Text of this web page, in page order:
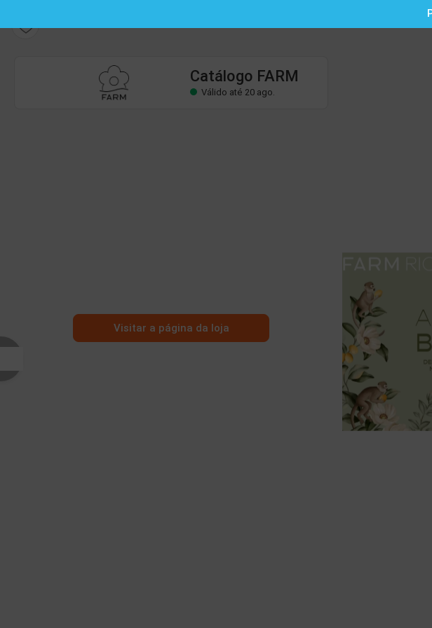
Válido até 20 ago.
Catálogo FARM
Válido até 20 ago.
Visitar a página da loja